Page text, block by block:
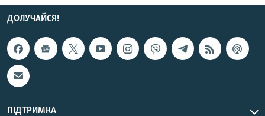
ДОЛУЧАЙСЯ!
ПІДТРИМКА